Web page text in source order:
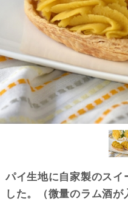
パイ生地に自家製のスイ
した。（微量のラム酒が